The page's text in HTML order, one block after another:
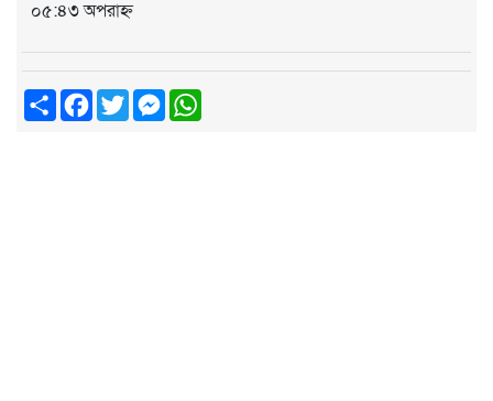
০৫:৪৩ অপরাহ্ন
ShareFacebook
TwitterMessenger